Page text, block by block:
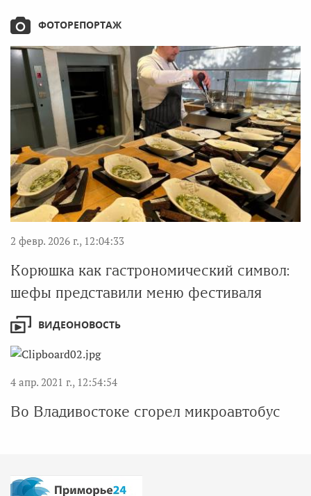
ФОТОРЕПОРТАЖ
2 февр. 2026 г., 12:04:33
Корюшка как гастрономический символ:
шефы представили меню фестиваля
ВИДЕОНОВОСТЬ
4 апр. 2021 г., 12:54:54
Во Владивостоке сгорел микроавтобус